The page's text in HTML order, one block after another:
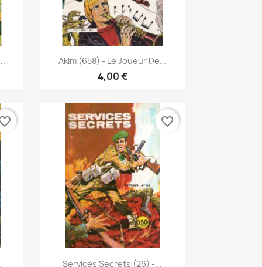
Γρήγορη προβολή
Akim (658) - Le Joueur De...
4,00 €
Γρήγορη προβολή
Services Secrets (26) -...
favorite_border